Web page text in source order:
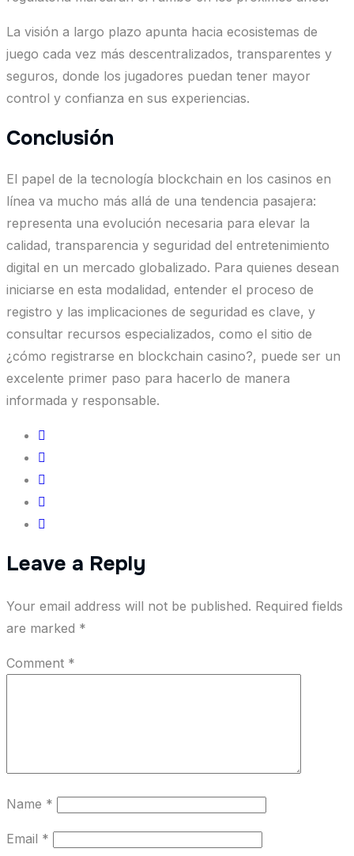
La visión a largo plazo apunta hacia ecosistemas de
juego cada vez más descentralizados, transparentes y
seguros, donde los jugadores puedan tener mayor
control y confianza en sus experiencias.
Conclusión
El papel de la tecnología blockchain en los casinos en
línea va mucho más allá de una tendencia pasajera:
representa una evolución necesaria para elevar la
calidad, transparencia y seguridad del entretenimiento
digital en un mercado globalizado. Para quienes desean
iniciarse en esta modalidad, entender el proceso de
registro y las implicaciones de seguridad es clave, y
consultar recursos especializados, como el sitio de
¿cómo registrarse en blockchain casino?, puede ser un
excelente primer paso para hacerlo de manera
informada y responsable.
Leave a Reply
Your email address will not be published. Required fields
are marked *
Comment *
Name *
Email *